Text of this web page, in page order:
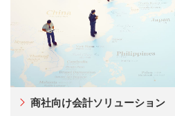
商社向け会計ソリューション